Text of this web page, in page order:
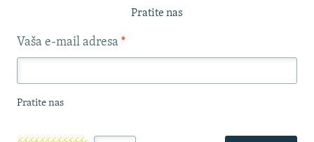
Pratite nas
Vaša e-mail adresa *
Pratite nas